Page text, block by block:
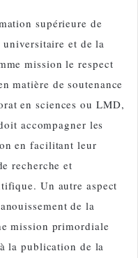
supérieure de
et de la
mission le respect
matière de soutenance
en sciences ou LMD,
accompagner les
en facilitant leur
recherche et
Un autre aspect
de la
mission primordiale
la publication de la